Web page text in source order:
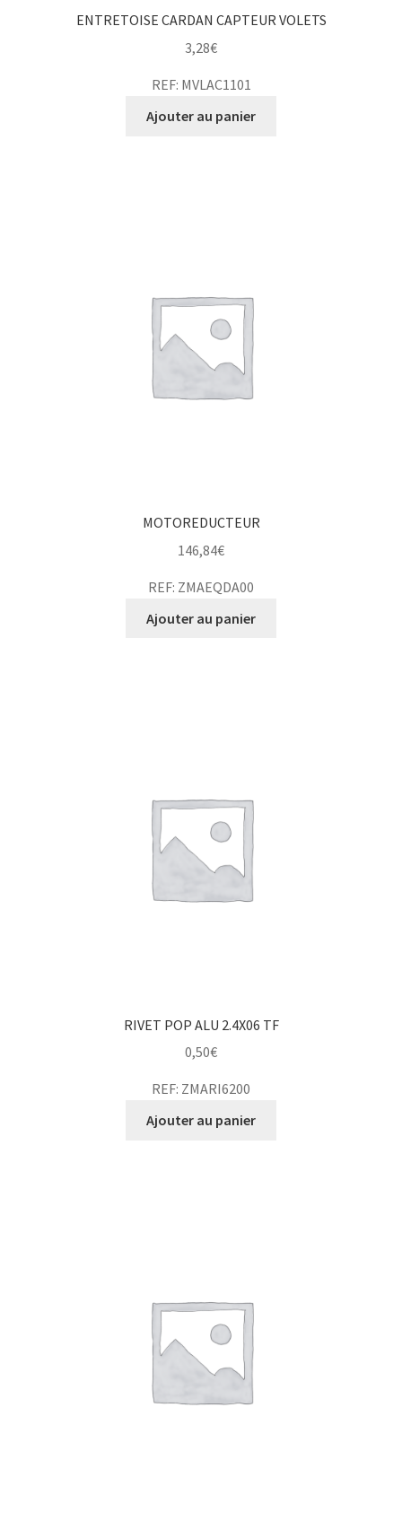
ENTRETOISE CARDAN CAPTEUR VOLETS
3,28€
REF: MVLAC1101
Ajouter au panier
MOTOREDUCTEUR
146,84€
REF: ZMAEQDA00
Ajouter au panier
RIVET POP ALU 2.4X06 TF
0,50€
REF: ZMARI6200
Ajouter au panier